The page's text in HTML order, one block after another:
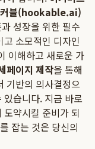
블(hookable.ai)
성장을 위한 필수
소모적인 디자인
이해하고 새로운 가
페이지 제작을 통해
기반의 의사결정으
습니다. 지금 바로
약시킬 준비가 되
잡는 것은 당신의